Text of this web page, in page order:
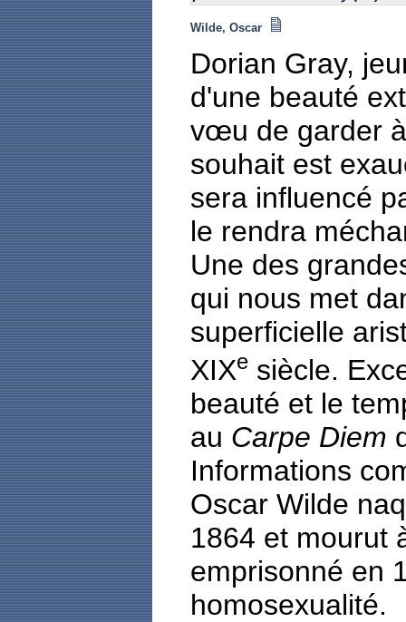
Wilde, Oscar
Dorian Gray,
d'une beauté
vœu de garder
souhait est
sera influencé
le rendra
Une des
qui nous met
superficielle
XIXe siècle.
beauté et le
au Carpe Diem
Informations
Oscar Wilde
1864 et mourut
emprisonné en
homosexualité.